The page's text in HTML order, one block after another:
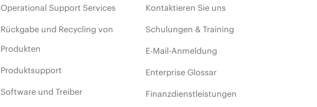
Operational Support Services
Rückgabe und Recycling von
Produkten
Produktsupport
Software und Treiber
Kontaktieren Sie uns
Schulungen & Training
E-Mail-Anmeldung
Enterprise Glossar
Finanzdienstleistungen